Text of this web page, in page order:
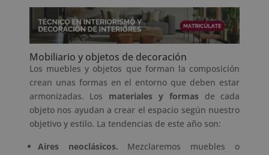
Mobiliario y objetos de decoración
Los muebles y objetos que forman la composición
crean unas formas en el entorno que deben estar
armonizadas. Los materiales y formasde cada
objeto nos ayudan a crear el espacio según nuestro
objetivo y estilo. La tendencias de este año son:
Aires neoclásicos. Mezclaremos muebles o